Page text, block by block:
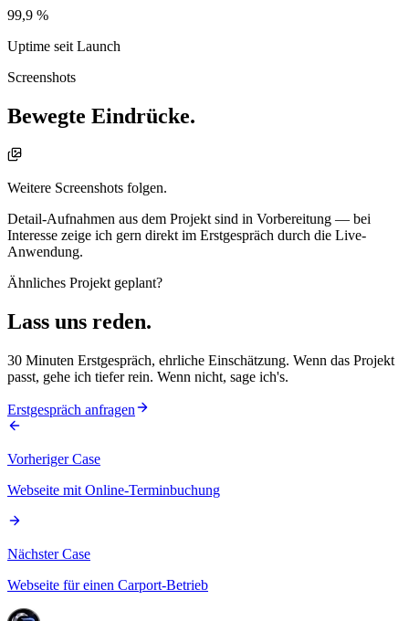
99,9 %
Uptime seit Launch
Screenshots
Bewegte Eindrücke.
Weitere Screenshots folgen.
Detail-Aufnahmen aus dem Projekt sind in Vorbereitung — bei
Interesse zeige ich gern direkt im Erstgespräch durch die Live-
Anwendung.
Ähnliches Projekt geplant?
Lass uns reden.
30 Minuten Erstgespräch, ehrliche Einschätzung. Wenn das Projekt
passt, gehe ich tiefer rein. Wenn nicht, sage ich's.
Erstgespräch anfragen
Vorheriger Case
Webseite mit Online-Terminbuchung
Nächster Case
Webseite für einen Carport-Betrieb